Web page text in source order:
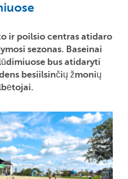
ir poilsio centras atidaro
sezonas. Baseinai
bus atidaryti
besiilsinčių žmonių